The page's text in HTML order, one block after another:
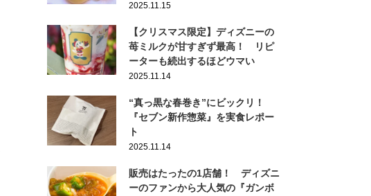
2025.11.15
【クリスマス限定】ディズニーの
苺ミルクが甘すぎず最高！ リピ
ーターも続出するほどウマい
2025.11.14
“真っ黒な春巻き”にビックリ！
『セブン新作惣菜』を実食レポー
ト
2025.11.14
販売はたったの1店舗！ ディズニ
ーのファンから大人気の『ガンボ